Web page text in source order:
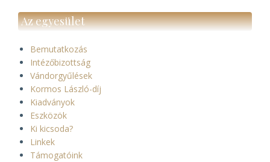
Az egyesület
Bemutatkozás
Intézőbizottság
Vándorgyűlések
Kormos László-díj
Kiadványok
Eszközök
Ki kicsoda?
Linkek
Támogatóink